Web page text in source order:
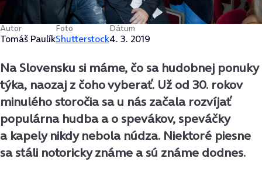
Autor
Tomáš Paulík
Foto
Shutterstock
Dátum
4. 3. 2019
Na Slovensku si máme, čo sa hudobnej ponuky
týka, naozaj z čoho vyberať. Už od 30. rokov
minulého storočia sa u nás začala rozvíjať
populárna hudba a o spevákov, speváčky
a kapely nikdy nebola núdza. Niektoré piesne
sa stáli notoricky známe a sú známe dodnes.